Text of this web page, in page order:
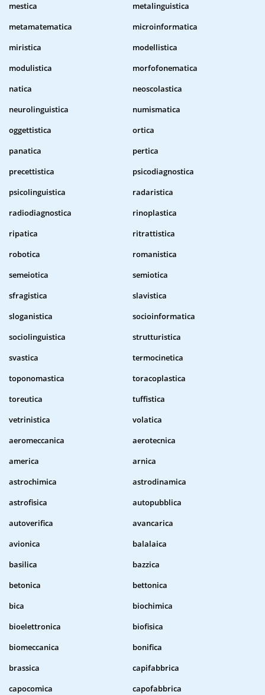
mestica
metalinguistica
metamatematica
microinformatica
miristica
modellistica
modulistica
morfofonematica
natica
neoscolastica
neurolinguistica
numismatica
oggettistica
ortica
panatica
pertica
precettistica
psicodiagnostica
psicolinguistica
radaristica
radiodiagnostica
rinoplastica
ripatica
ritrattistica
robotica
romanistica
semeiotica
semiotica
sfragistica
slavistica
sloganistica
socioinformatica
sociolinguistica
strutturistica
svastica
termocinetica
toponomastica
toracoplastica
toreutica
tuffistica
vetrinistica
volatica
aeromeccanica
aerotecnica
america
arnica
astrochimica
astrodinamica
astrofisica
autopubblica
autoverifica
avancarica
avionica
balalaica
basilica
bazzica
betonica
bettonica
bica
biochimica
bioelettronica
biofisica
biomeccanica
bonifica
brassica
capifabbrica
capocomica
capofabbrica